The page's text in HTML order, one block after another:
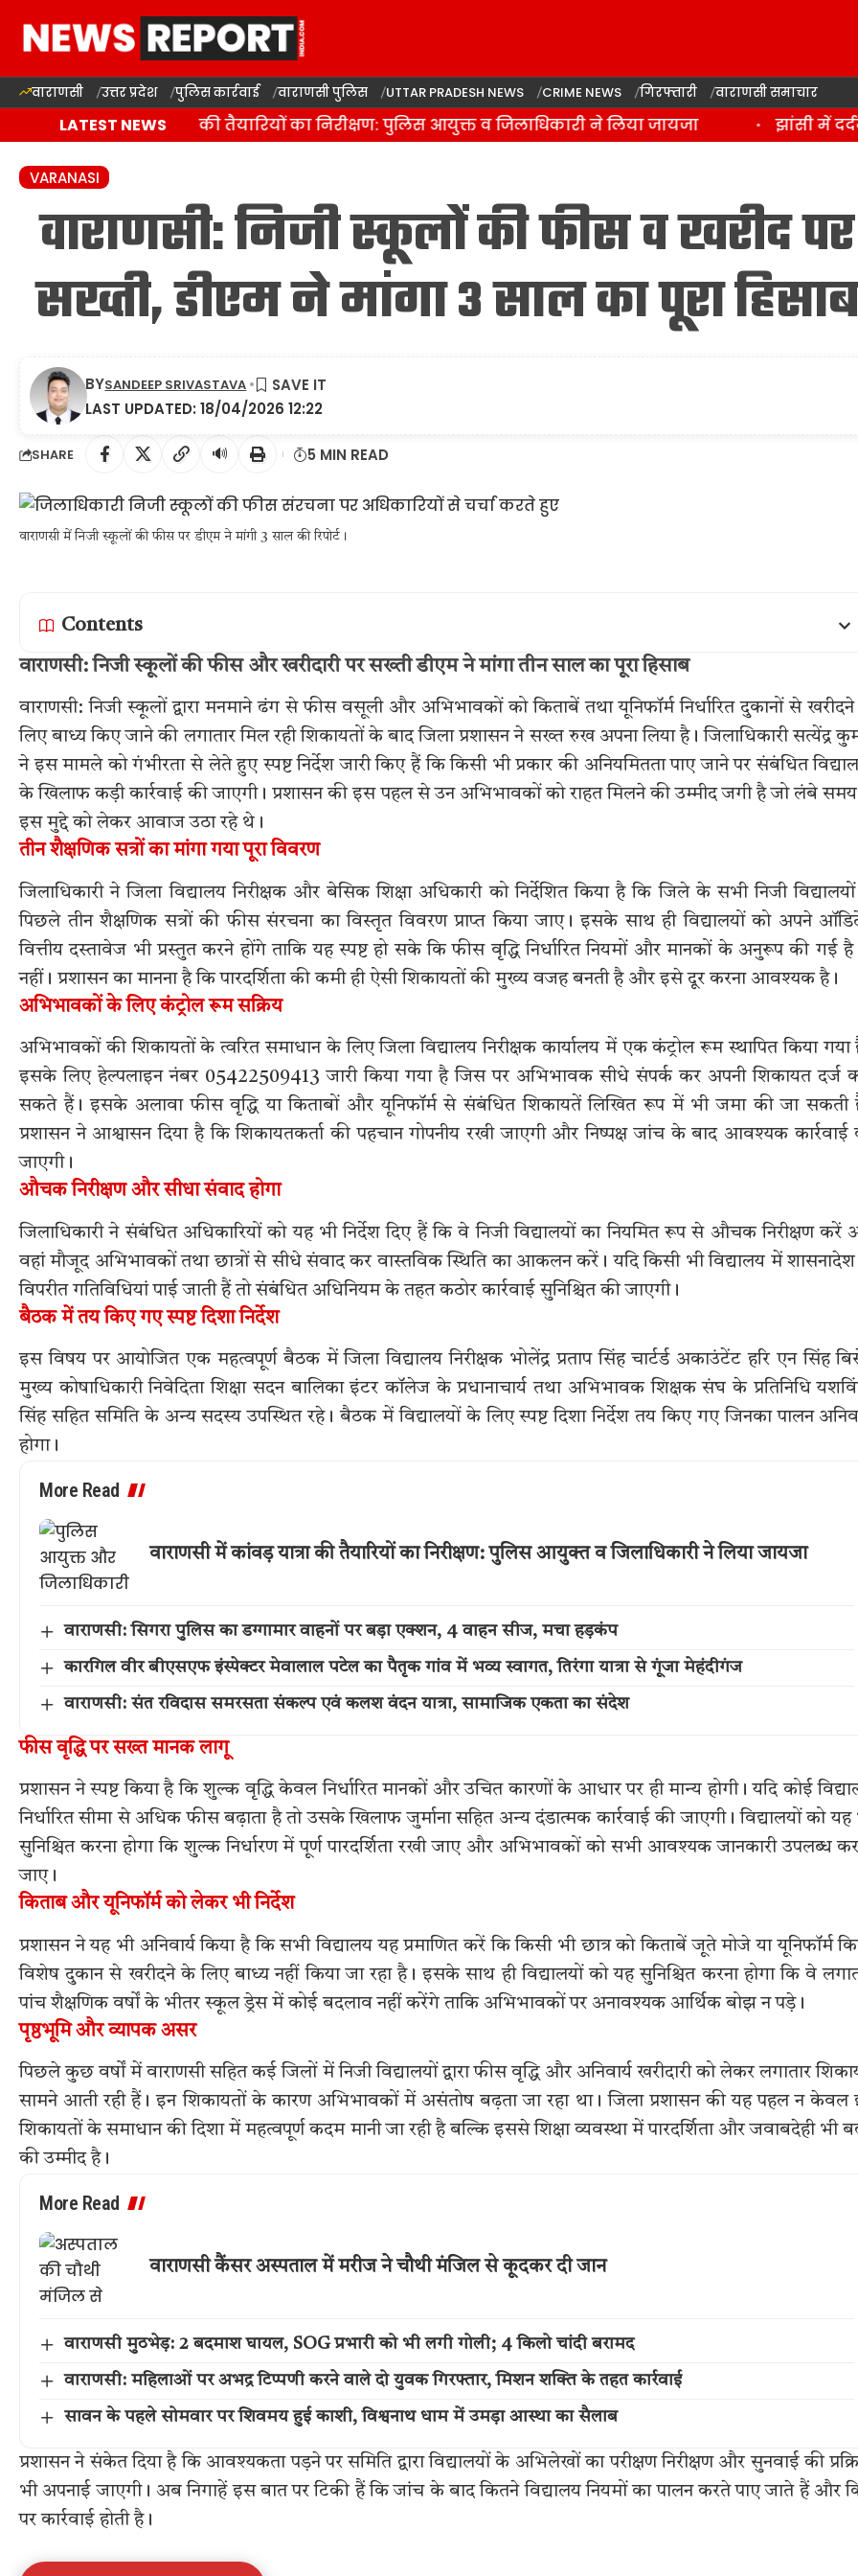
वाराणसी उत्तर प्रदेश पुलिस कार्रवाई वाराणसी पुलिस UTTAR PRADESH NEWS CRIME NEWS गिरफ्तारी वाराणसी समाचार
LATEST NEWS
में कांवड़ यात्रा की तैयारियों का निरीक्षण: पुलिस आयुक्त व जिलाधिकारी ने लिया जायजा झांसी में
VARANASI
वाराणसी: निजी स्कूलों की फीस व खरीद पर
सख्ती, डीएम ने मांगा 3 साल का पूरा हिसाब
LAST UPDATED: 18/04/2026 12:22
BYSANDEEP SRIVASTAVA
SHARE 🔊 5 MIN READ
वाराणसी में निजी स्कूलों की फीस पर डीएम ने मांगी 3 साल की रिपोर्ट।
Contents
वाराणसी: निजी स्कूलों की फीस और खरीदारी पर सख्ती डीएम ने मांगा तीन साल का पूरा हिसाब
वाराणसी: निजी स्कूलों द्वारा मनमाने ढंग से फीस वसूली और अभिभावकों को किताबें तथा यूनिफॉर्म निर्धारित दुकानों से
लिए बाध्य किए जाने की लगातार मिल रही शिकायतों के बाद जिला प्रशासन ने सख्त रुख अपना लिया है। जिलाधिकारी सत्येंद्र
ने इस मामले को गंभीरता से लेते हुए स्पष्ट निर्देश जारी किए हैं कि किसी भी प्रकार की अनियमितता पाए जाने पर संबंधित
के खिलाफ कड़ी कार्रवाई की जाएगी। प्रशासन की इस पहल से उन अभिभावकों को राहत मिलने की उम्मीद जगी है जो लंबे
इस मुद्दे को लेकर आवाज उठा रहे थे।
तीन शैक्षणिक सत्रों का मांगा गया पूरा विवरण
जिलाधिकारी ने जिला विद्यालय निरीक्षक और बेसिक शिक्षा अधिकारी को निर्देशित किया है कि जिले के सभी निजी
पिछले तीन शैक्षणिक सत्रों की फीस संरचना का विस्तृत विवरण प्राप्त किया जाए। इसके साथ ही विद्यालयों को अपने
वित्तीय दस्तावेज भी प्रस्तुत करने होंगे ताकि यह स्पष्ट हो सके कि फीस वृद्धि निर्धारित नियमों और मानकों के अनुरूप की गई है
नहीं। प्रशासन का मानना है कि पारदर्शिता की कमी ही ऐसी शिकायतों की मुख्य वजह बनती है और इसे दूर करना आवश्यक है।
अभिभावकों के लिए कंट्रोल रूम सक्रिय
अभिभावकों की शिकायतों के त्वरित समाधान के लिए जिला विद्यालय निरीक्षक कार्यालय में एक कंट्रोल रूम स्थापित किया गया
इसके लिए हेल्पलाइन नंबर 05422509413 जारी किया गया है जिस पर अभिभावक सीधे संपर्क कर अपनी शिकायत दर्ज
सकते हैं। इसके अलावा फीस वृद्धि या किताबों और यूनिफॉर्म से संबंधित शिकायतें लिखित रूप में भी जमा की जा सकती
प्रशासन ने आश्वासन दिया है कि शिकायतकर्ता की पहचान गोपनीय रखी जाएगी और निष्पक्ष जांच के बाद आवश्यक कार्रवाई
जाएगी।
औचक निरीक्षण और सीधा संवाद होगा
जिलाधिकारी ने संबंधित अधिकारियों को यह भी निर्देश दिए हैं कि वे निजी विद्यालयों का नियमित रूप से औचक निरीक्षण करें
वहां मौजूद अभिभावकों तथा छात्रों से सीधे संवाद कर वास्तविक स्थिति का आकलन करें। यदि किसी भी विद्यालय में
विपरीत गतिविधियां पाई जाती हैं तो संबंधित अधिनियम के तहत कठोर कार्रवाई सुनिश्चित की जाएगी।
बैठक में तय किए गए स्पष्ट दिशा निर्देश
इस विषय पर आयोजित एक महत्वपूर्ण बैठक में जिला विद्यालय निरीक्षक भोलेंद्र प्रताप सिंह चार्टर्ड अकाउंटेंट हरि एन सिंह
मुख्य कोषाधिकारी निवेदिता शिक्षा सदन बालिका इंटर कॉलेज के प्रधानाचार्य तथा अभिभावक शिक्षक संघ के प्रतिनिधि
सिंह सहित समिति के अन्य सदस्य उपस्थित रहे। बैठक में विद्यालयों के लिए स्पष्ट दिशा निर्देश तय किए गए जिनका पालन
होगा।
More Read
वाराणसी में कांवड़ यात्रा की तैयारियों का निरीक्षण: पुलिस आयुक्त व जिलाधिकारी ने लिया जायजा
वाराणसी: सिगरा पुलिस का डग्गामार वाहनों पर बड़ा एक्शन, 4 वाहन सीज, मचा हड़कंप
कारगिल वीर बीएसएफ इंस्पेक्टर मेवालाल पटेल का पैतृक गांव में भव्य स्वागत, तिरंगा यात्रा से गूंजा मेहंदीगंज
वाराणसी: संत रविदास समरसता संकल्प एवं कलश वंदन यात्रा, सामाजिक एकता का संदेश
फीस वृद्धि पर सख्त मानक लागू
प्रशासन ने स्पष्ट किया है कि शुल्क वृद्धि केवल निर्धारित मानकों और उचित कारणों के आधार पर ही मान्य होगी। यदि कोई
निर्धारित सीमा से अधिक फीस बढ़ाता है तो उसके खिलाफ जुर्माना सहित अन्य दंडात्मक कार्रवाई की जाएगी। विद्यालयों को यह
सुनिश्चित करना होगा कि शुल्क निर्धारण में पूर्ण पारदर्शिता रखी जाए और अभिभावकों को सभी आवश्यक जानकारी उपलब्ध
जाए।
किताब और यूनिफॉर्म को लेकर भी निर्देश
प्रशासन ने यह भी अनिवार्य किया है कि सभी विद्यालय यह प्रमाणित करें कि किसी भी छात्र को किताबें जूते मोजे या यूनिफॉर्म
विशेष दुकान से खरीदने के लिए बाध्य नहीं किया जा रहा है। इसके साथ ही विद्यालयों को यह सुनिश्चित करना होगा कि वे
पांच शैक्षणिक वर्षों के भीतर स्कूल ड्रेस में कोई बदलाव नहीं करेंगे ताकि अभिभावकों पर अनावश्यक आर्थिक बोझ न पड़े।
पृष्ठभूमि और व्यापक असर
पिछले कुछ वर्षों में वाराणसी सहित कई जिलों में निजी विद्यालयों द्वारा फीस वृद्धि और अनिवार्य खरीदारी को लेकर लगातार
सामने आती रही हैं। इन शिकायतों के कारण अभिभावकों में असंतोष बढ़ता जा रहा था। जिला प्रशासन की यह पहल न केवल
शिकायतों के समाधान की दिशा में महत्वपूर्ण कदम मानी जा रही है बल्कि इससे शिक्षा व्यवस्था में पारदर्शिता और जवाबदेही भी
की उम्मीद है।
More Read
वाराणसी कैंसर अस्पताल में मरीज ने चौथी मंजिल से कूदकर दी जान
वाराणसी मुठभेड़: 2 बदमाश घायल, SOG प्रभारी को भी लगी गोली; 4 किलो चांदी बरामद
वाराणसी: महिलाओं पर अभद्र टिप्पणी करने वाले दो युवक गिरफ्तार, मिशन शक्ति के तहत कार्रवाई
सावन के पहले सोमवार पर शिवमय हुई काशी, विश्वनाथ धाम में उमड़ा आस्था का सैलाब
प्रशासन ने संकेत दिया है कि आवश्यकता पड़ने पर समिति द्वारा विद्यालयों के अभिलेखों का परीक्षण निरीक्षण और सुनवाई की
भी अपनाई जाएगी। अब निगाहें इस बात पर टिकी हैं कि जांच के बाद कितने विद्यालय नियमों का पालन करते पाए जाते हैं और
पर कार्रवाई होती है।